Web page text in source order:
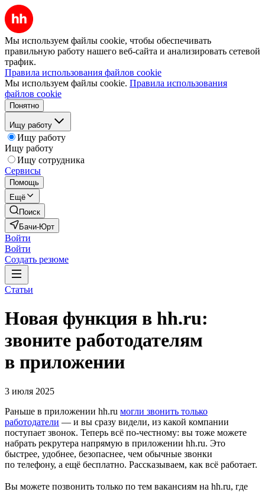
Мы используем файлы cookie, чтобы обеспечивать
правильную работу нашего веб-сайта и анализировать сетевой
трафик.
Правила использования файлов cookie
Мы используем файлы cookie. Правила использования
файлов cookie
Понятно
Ищу работу
Ищу работу
Ищу работу
Ищу сотрудника
Сервисы
Помощь
Ещё
Поиск
Бачи-Юрт
Войти
Войти
Создать резюме
Статьи
Новая функция в hh.ru:
звоните работодателям
в приложении
3 июля 2025
Раньше в приложении hh.ru могли звонить только
работодатели — и вы сразу видели, из какой компании
поступает звонок. Теперь всё по-честному: вы тоже можете
набрать рекрутера напрямую в приложении hh.ru. Это
быстрее, удобнее, безопаснее, чем обычные звонки
по телефону, а ещё бесплатно. Рассказываем, как всё работает.
Вы можете позвонить только по тем вакансиям на hh.ru, где